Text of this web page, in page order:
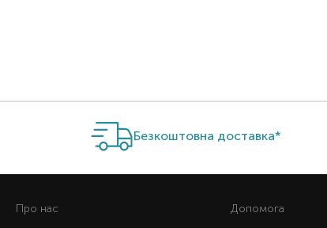
Безкоштовна доставка*
Про нас
Допомога